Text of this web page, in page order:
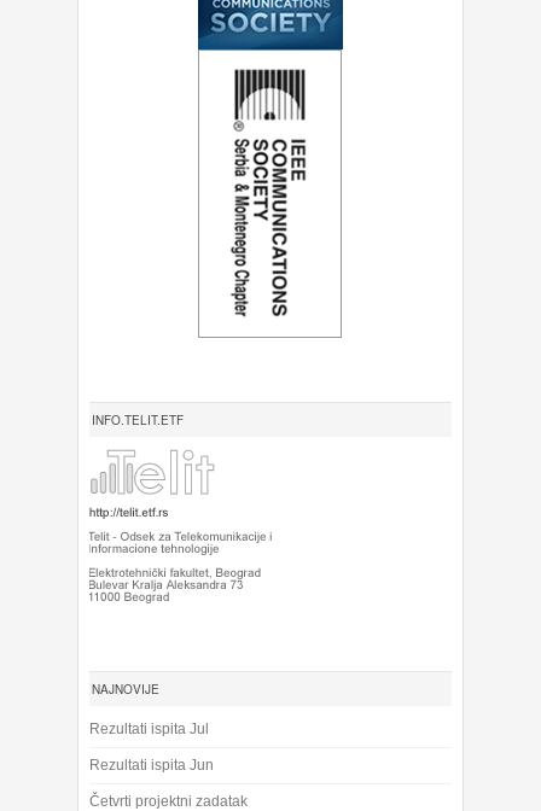
INFO.TELIT.ETF
NAJNOVIJE
Rezultati ispita Jul
Rezultati ispita Jun
Četvrti projektni zadatak